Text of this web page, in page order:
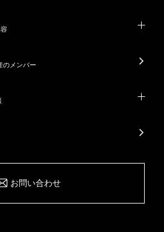
のメンバー
お問い合わせ